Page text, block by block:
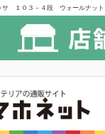
１０３－４段 ウォールナット